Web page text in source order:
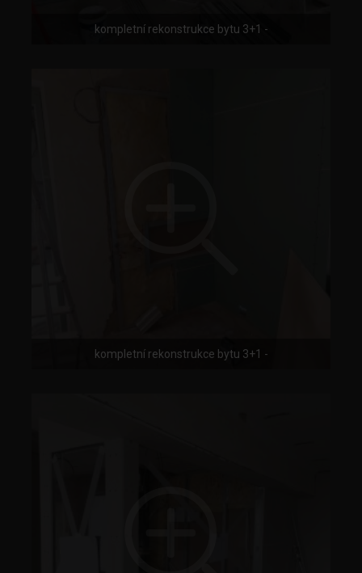
kompletní rekonstrukce bytu 3+1 -
kompletní rekonstrukce bytu 3+1 -